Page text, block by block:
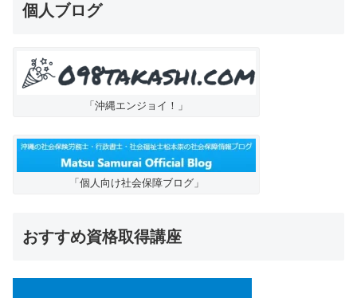
個人ブログ
「沖縄エンジョイ！」
「個人向け社会保障ブログ」
おすすめ資格取得講座